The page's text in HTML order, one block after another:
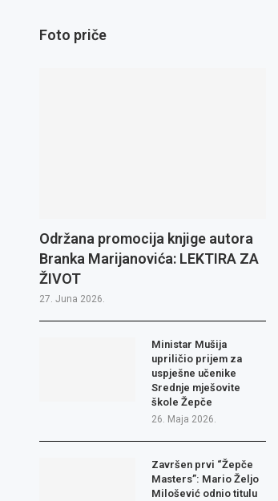
Foto priče
Održana promocija knjige autora
Branka Marijanovića: LEKTIRA ZA
ŽIVOT
27. Juna 2026.
Ministar Mušija
upriličio prijem za
uspješne učenike
Srednje mješovite
škole Žepče
26. Maja 2026.
Završen prvi “Žepče
Masters”: Mario Željo
Milošević odnio titulu